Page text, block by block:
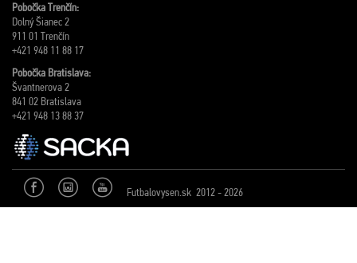
Pobočka Trenčín:
Dolný Šianec 2
911 01 Trenčín
+421 948 11 88 17
Pobočka Bratislava:
Švantnerova 2
841 02 Bratislava
+421 948 13 88 37
Futbalovysen.sk 2012 - 2026